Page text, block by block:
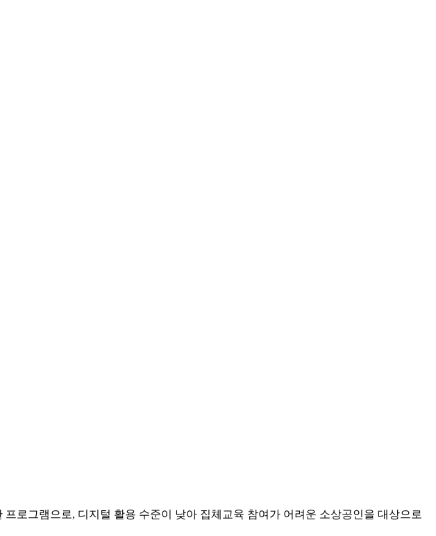
로그램으로, 디지털 활용 수준이 낮아 집체교육 참여가 어려운 소상공인을 대상으로